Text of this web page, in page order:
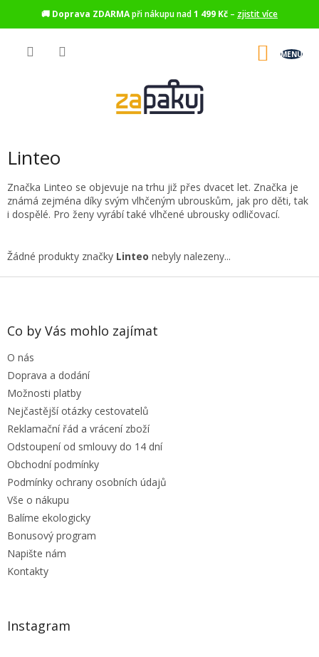
🚚 Doprava ZDARMApři nákupu nad1 499 Kč – zjistit více
Linteo
Značka Linteo se objevuje na trhu již přes dvacet let. Značka je
známá zejména díky svým vlhčeným ubrouskům, jak pro děti, tak
i dospělé. Pro ženy vyrábí také vlhčené ubrousky odličovací.
Žádné produkty značky Linteo nebyly nalezeny...
Z
Co by Vás mohlo zajímat
O nás
Doprava a dodání
Možnosti platby
Nejčastější otázky cestovatelů
Reklamační řád a vrácení zboží
Odstoupení od smlouvy do 14 dní
Obchodní podmínky
Podmínky ochrany osobních údajů
Vše o nákupu
Balíme ekologicky
Bonusový program
Napište nám
Kontakty
Instagram